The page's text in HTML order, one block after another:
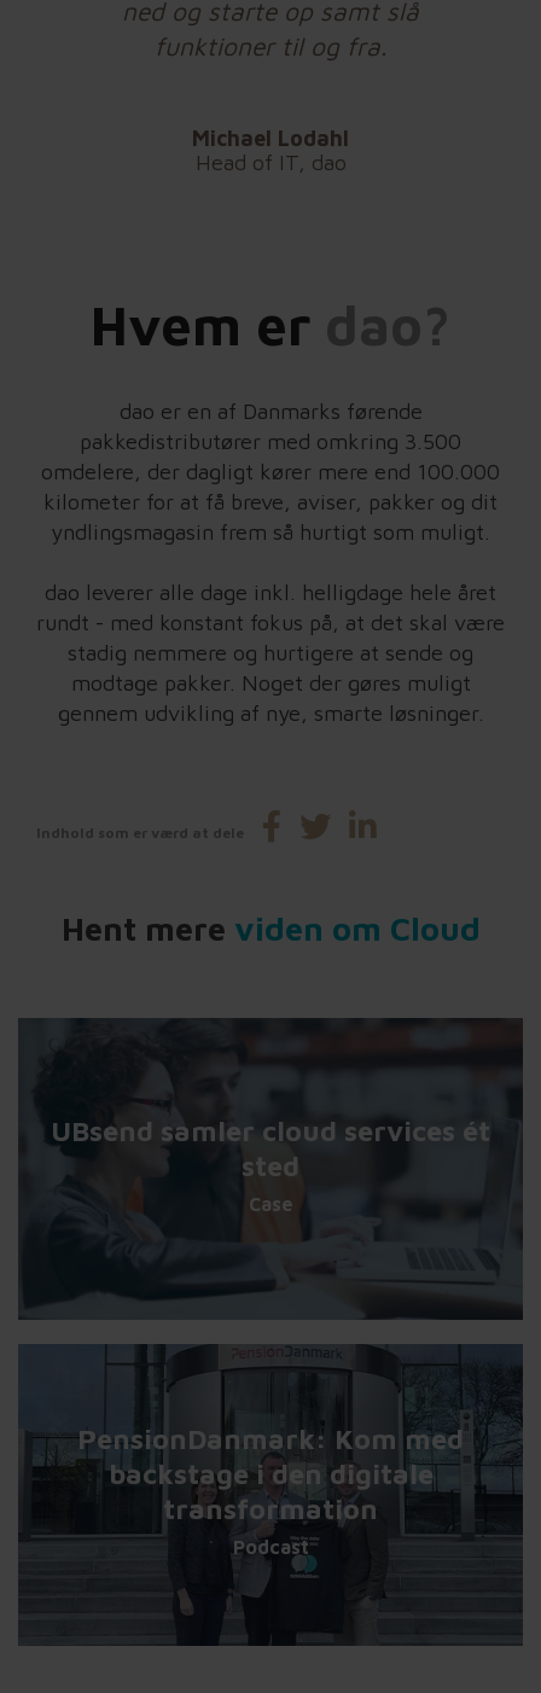
ned og starte op samt slå
funktioner til og fra.
Michael Lodahl
Head of IT, dao
Hvem er dao?
dao er en af Danmarks førende
pakkedistributører med omkring 3.500
omdelere, der dagligt kører mere end 100.000
kilometer for at få breve, aviser, pakker og dit
yndlingsmagasin frem så hurtigt som muligt.
dao leverer alle dage inkl. helligdage hele året
rundt - med konstant fokus på, at det skal være
stadig nemmere og hurtigere at sende og
modtage pakker. Noget der gøres muligt
gennem udvikling af nye, smarte løsninger.
Indhold som er værd at dele
Hent mere viden om Cloud
UBsend samler cloud services ét
sted
Case
PensionDanmark: Kom med
backstage i den digitale
transformation
Podcast